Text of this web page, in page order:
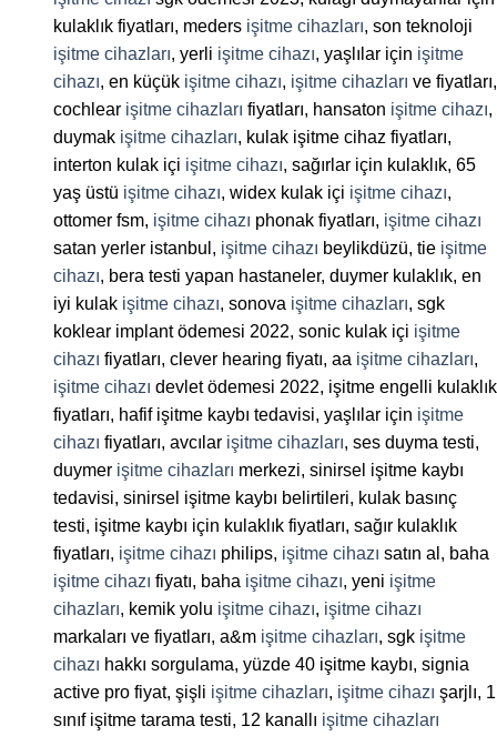
kulaklık fiyatları, meders işitme cihazları, son teknoloji
işitme cihazları, yerli işitme cihazı, yaşlılar için işitme
cihazı, en küçük işitme cihazı, işitme cihazları ve fiyatları,
cochlear işitme cihazları fiyatları, hansaton işitme cihazı,
duymak işitme cihazları, kulak işitme cihaz fiyatları,
interton kulak içi işitme cihazı, sağırlar için kulaklık, 65
yaş üstü işitme cihazı, widex kulak içi işitme cihazı,
ottomer fsm, işitme cihazı phonak fiyatları, işitme cihazı
satan yerler istanbul, işitme cihazı beylikdüzü, tie işitme
cihazı, bera testi yapan hastaneler, duymer kulaklık, en
iyi kulak işitme cihazı, sonova işitme cihazları, sgk
koklear implant ödemesi 2022, sonic kulak içi işitme
cihazı fiyatları, clever hearing fiyatı, aa işitme cihazları,
işitme cihazı devlet ödemesi 2022, işitme engelli kulaklık
fiyatları, hafif işitme kaybı tedavisi, yaşlılar için işitme
cihazı fiyatları, avcılar işitme cihazları, ses duyma testi,
duymer işitme cihazları merkezi, sinirsel işitme kaybı
tedavisi, sinirsel işitme kaybı belirtileri, kulak basınç
testi, işitme kaybı için kulaklık fiyatları, sağır kulaklık
fiyatları, işitme cihazı philips, işitme cihazı satın al, baha
işitme cihazı fiyatı, baha işitme cihazı, yeni işitme
cihazları, kemik yolu işitme cihazı, işitme cihazı
markaları ve fiyatları, a&m işitme cihazları, sgk işitme
cihazı hakkı sorgulama, yüzde 40 işitme kaybı, signia
active pro fiyat, şişli işitme cihazları, işitme cihazı şarjlı, 1
sınıf işitme tarama testi, 12 kanallı işitme cihazları